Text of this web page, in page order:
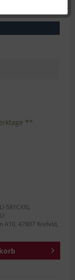
**
581CXXL
A10, 47807 Krefeld,